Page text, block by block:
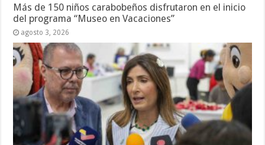
Más de 150 niños carabobeños disfrutaron en el inicio
del programa “Museo en Vacaciones”
agosto 3, 2026